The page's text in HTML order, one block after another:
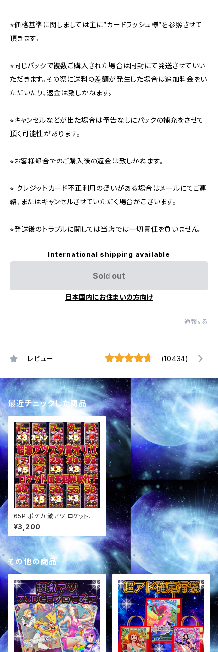
⭐︎価格基準に関しましては主に”カードラッシュ様”を参照させて
頂きます。
⭐︎同じパックで複数ご購入された場合は同封にて発送させていい
ただきます。その際に送料の差額が発生した場合は追加料金をい
ただいたり、返金は致しかねます。
⭐︎キャンセルなどが出た場合は予告なしにパックの補充をさせて
頂く可能性があります。
⭐︎お客様都合でのご購入後の返金は致しかねます。
⭐︎ クレジットカード不正利用の疑いがある場合はメールにてご連
絡、またはキャンセルさせていただく場合がございます。
⭐︎発送後のトラブルに関しては当店では一切責任を負いません。
International shipping available
Sold out
日本国内にお住まいの方向け
通報する
レビュー (10434)
最近チェックした商品
65P ポケカ 激アツ ロケット団
の栄光BOXスタ賞パック オリパ
¥3,200
その他の商品